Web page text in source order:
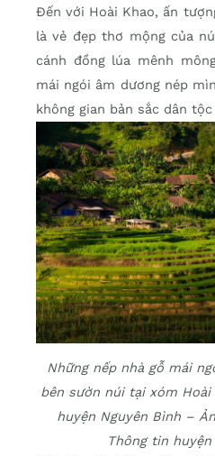
Đến với Hoài Khao, ấn
là vẻ đẹp thơ mộng của
cánh đồng lúa mênh
mái ngói âm dương nép
không gian bản sắc dân
Những nếp nhà gỗ mái
bên sườn núi tại xóm Hoài
huyện Nguyên Bình –
Thông tin